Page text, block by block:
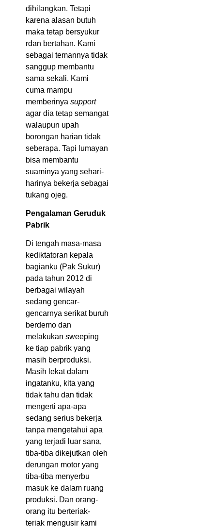
dihilangkan. Tetapi
karena alasan butuh
maka tetap bersyukur
rdan bertahan. Kami
sebagai temannya tidak
sanggup membantu
sama sekali. Kami
cuma mampu
memberinya support
agar dia tetap semangat
walaupun upah
borongan harian tidak
seberapa. Tapi lumayan
bisa membantu
suaminya yang sehari-
harinya bekerja sebagai
tukang ojeg.
Pengalaman Geruduk
Pabrik
Di tengah masa-masa
kediktatoran kepala
bagianku (Pak Sukur)
pada tahun 2012 di
berbagai wilayah
sedang gencar-
gencarnya serikat buruh
berdemo dan
melakukan sweeping
ke tiap pabrik yang
masih berproduksi.
Masih lekat dalam
ingatanku, kita yang
tidak tahu dan tidak
mengerti apa-apa
sedang serius bekerja
tanpa mengetahui apa
yang terjadi luar sana,
tiba-tiba dikejutkan oleh
derungan motor yang
tiba-tiba menyerbu
masuk ke dalam ruang
produksi. Dan orang-
orang itu berteriak-
teriak mengusir kami